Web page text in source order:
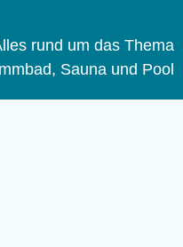
rund um das Thema
Sauna und Pool